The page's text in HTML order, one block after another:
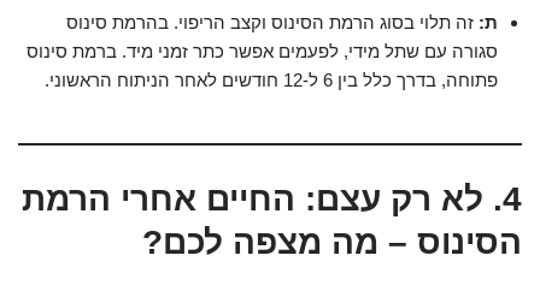
ת: זה תלוי בסוג הרמת הסינוס וקצב הריפוי. בהרמת סינוס
סגורה עם שתל מידי, לפעמים אפשר כתר זמני מיד. ברמת סינוס
פתוחה, בדרך כלל בין 6 ל-12 חודשים לאחר הניתוח הראשוני.
4. לא רק עצם: החיים אחרי הרמת
הסינוס – מה מצפה לכם?